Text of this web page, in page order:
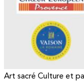
Art sacré Culture et